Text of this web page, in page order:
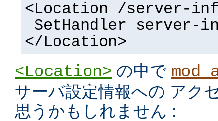
<Location /server-
SetHandler server-
</Location>
<Location> の中で
サーバ設定情報への アク
思うかもしれません :